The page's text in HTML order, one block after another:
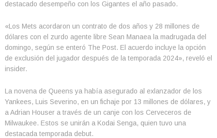
destacado desempeño con los Gigantes el año pasado.
«Los Mets acordaron un contrato de dos años y 28 millones de
dólares con el zurdo agente libre Sean Manaea la madrugada del
domingo, según se enteró The Post. El acuerdo incluye la opción
de exclusión del jugador después de la temporada 2024», reveló el
insider.
La novena de Queens ya había asegurado al exlanzador de los
Yankees, Luis Severino, en un fichaje por 13 millones de dólares, y
a Adrian Houser a través de un canje con los Cerveceros de
Milwaukee. Estos se unirán a Kodai Senga, quien tuvo una
destacada temporada debut.